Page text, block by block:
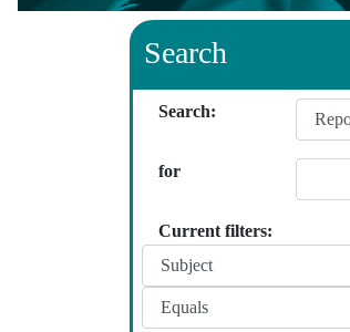
Search
Search:
for
Current filters: